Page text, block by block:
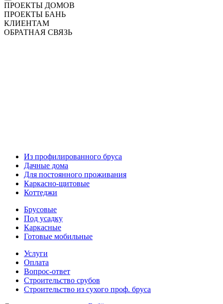
ПРОЕКТЫ ДОМОВ
ПРОЕКТЫ БАНЬ
КЛИЕНТАМ
ОБРАТНАЯ СВЯЗЬ
Из профилированного бруса
Дачные дома
Для постоянного проживания
Каркасно-щитовые
Коттеджи
Брусовые
Под усадку
Каркасные
Готовые мобильные
Услуги
Оплата
Вопрос-ответ
Строительство срубов
Строительство из сухого проф. бруса